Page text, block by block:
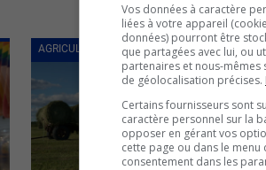
AGRICULTURE
Vos données à caractère
liées à votre appareil
données) pourront être
que partagées avec lui, ou
partenaires et nous-
de géolocalisation précises.
Certains fournisseurs sont
caractère personnel sur la
opposer en gérant vos
cette page ou dans le
consentement dans les